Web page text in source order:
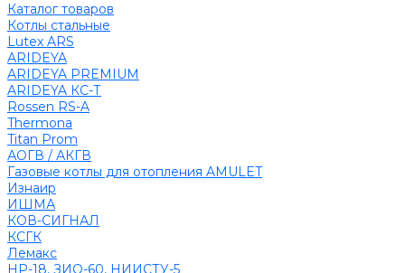
Каталог товаров
Котлы стальные
Lutex ARS
ARIDEYA
ARIDEYA PREMIUM
ARIDEYA КС-Т
Rossen RS-A
Thermona
Titan Prom
АОГВ / АКГВ
Газовые котлы для отопления AMULET
Изнаир
ИШМА
КОВ-СИГНАЛ
КСГК
Лемакс
НР-18, ЗИО-60, НИИСТУ-5